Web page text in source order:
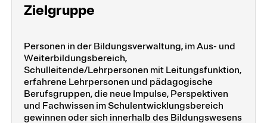
Zielgruppe
Personen in der Bildungsverwaltung, im Aus- und
Weiterbildungsbereich,
Schulleitende/Lehrpersonen mit Leitungsfunktion,
erfahrene Lehrpersonen und pädagogische
Berufsgruppen, die neue Impulse, Perspektiven
und Fachwissen im Schulentwicklungsbereich
gewinnen oder sich innerhalb des Bildungswesens